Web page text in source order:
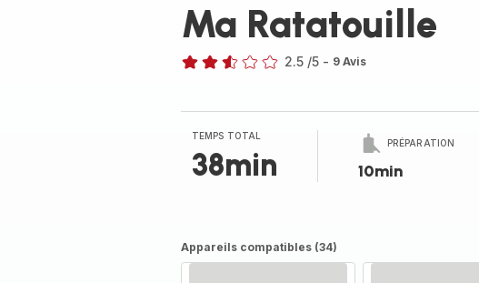
Ma Ratatouille
2.5 /5 - 9 Avis
TEMPS TOTAL
38min
PRÉPARATION
10min
Appareils compatibles (34)